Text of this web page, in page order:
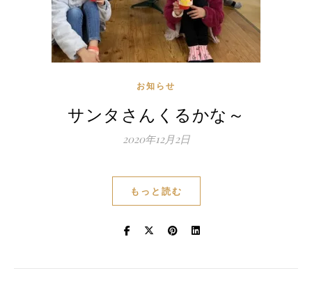
お知らせ
サンタさんくるかな～
2020年12月2日
もっと読む